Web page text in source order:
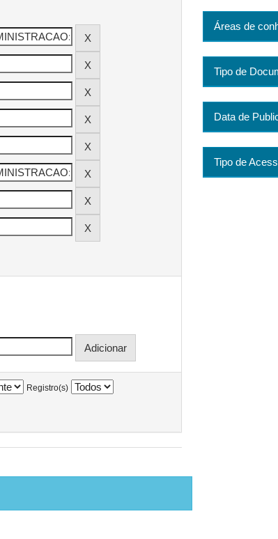
Registro(s)
Áreas de
Tipo de
Data de
Tipo de